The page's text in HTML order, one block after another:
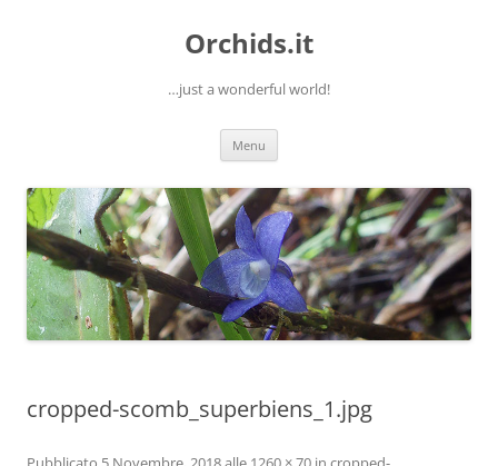
Orchids.it
…just a wonderful world!
Menu
cropped-scomb_superbiens_1.jpg